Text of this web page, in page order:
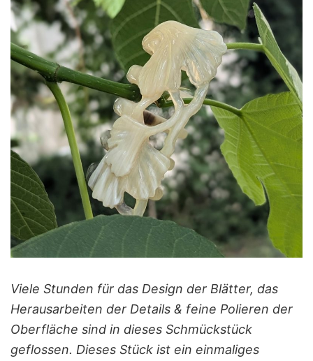
Viele Stunden für das Design der Blätter, das
Herausarbeiten der Details & feine Polieren der
Oberfläche sind in dieses Schmückstück
geflossen. Dieses Stück ist ein einmaliges